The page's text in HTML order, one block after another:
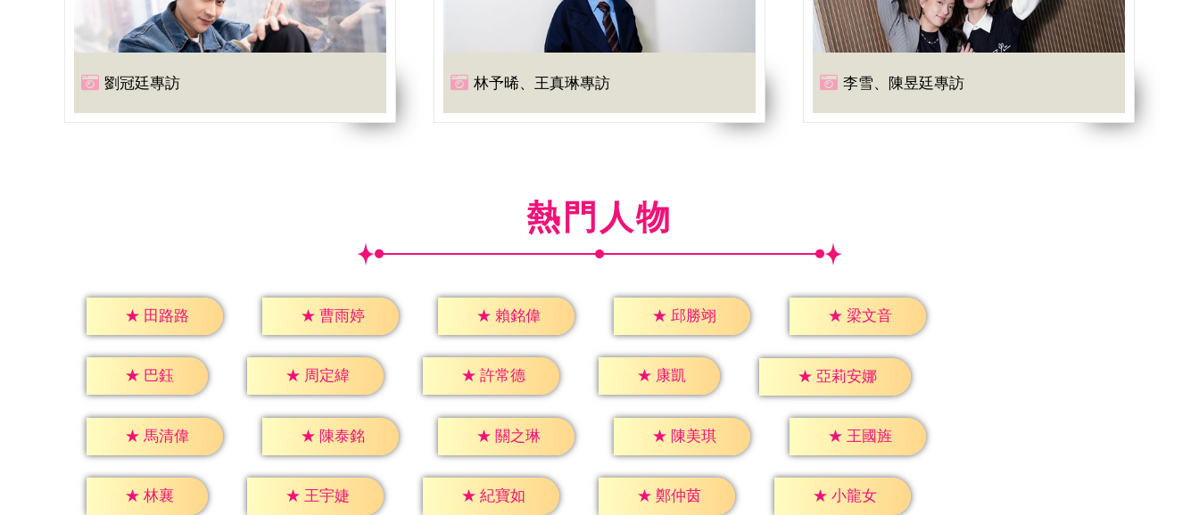
劉冠廷專訪 林予晞、王真琳專訪 李雪、陳昱廷專訪
熱門人物
★ 田路路 ★ 曹雨婷 ★ 賴銘偉 ★ 邱勝翊 ★ 梁文音
★ 巴鈺 ★ 周定緯 ★ 許常德 ★ 康凱 ★ 亞莉安娜
★ 馬清偉 ★ 陳泰銘 ★ 關之琳 ★ 陳美琪 ★ 王國旌
★ 林襄 ★ 王宇婕 ★ 紀寶如 ★ 鄭仲茵 ★ 小龍女